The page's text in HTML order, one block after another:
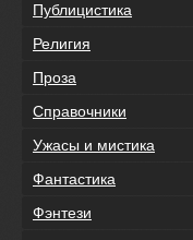
Публицистика
Религия
Проза
Справочники
Ужасы и мистика
Фантастика
Фэнтези